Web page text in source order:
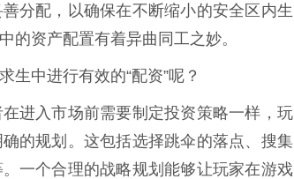
分配，以确保在不断缩小的安全区内生
的资产配置有着异曲同工之妙。
生中进行有效的“配资”呢？
进入市场前需要制定投资策略一样，玩
的规划。这包括选择跳伞的落点、搜集
一个合理的战略规划能够让玩家在游戏